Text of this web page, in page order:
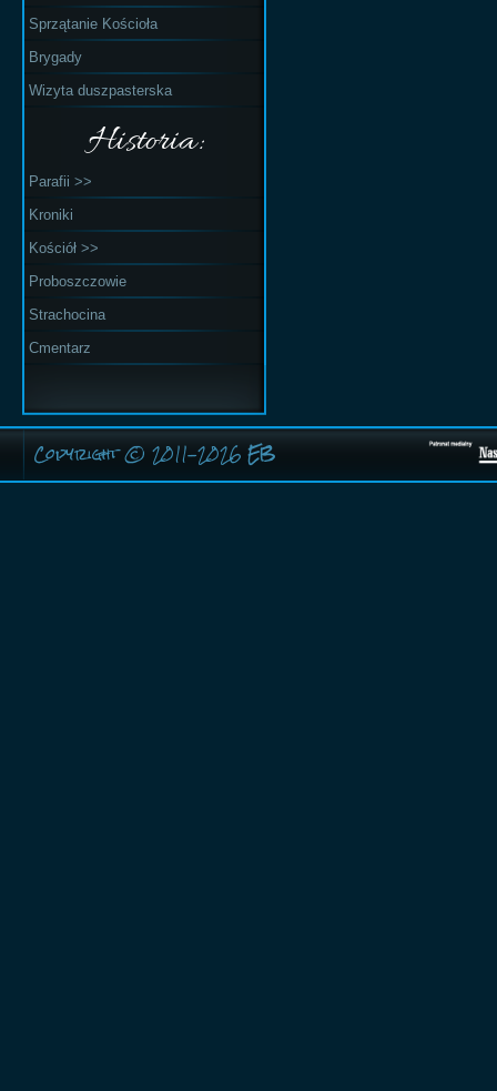
Sprzątanie Kościoła
Brygady
Wizyta duszpasterska
Historia:
Parafii >>
Kroniki
Kościół >>
Proboszczowie
Strachocina
Cmentarz
Copyright © 2011-2026 EB